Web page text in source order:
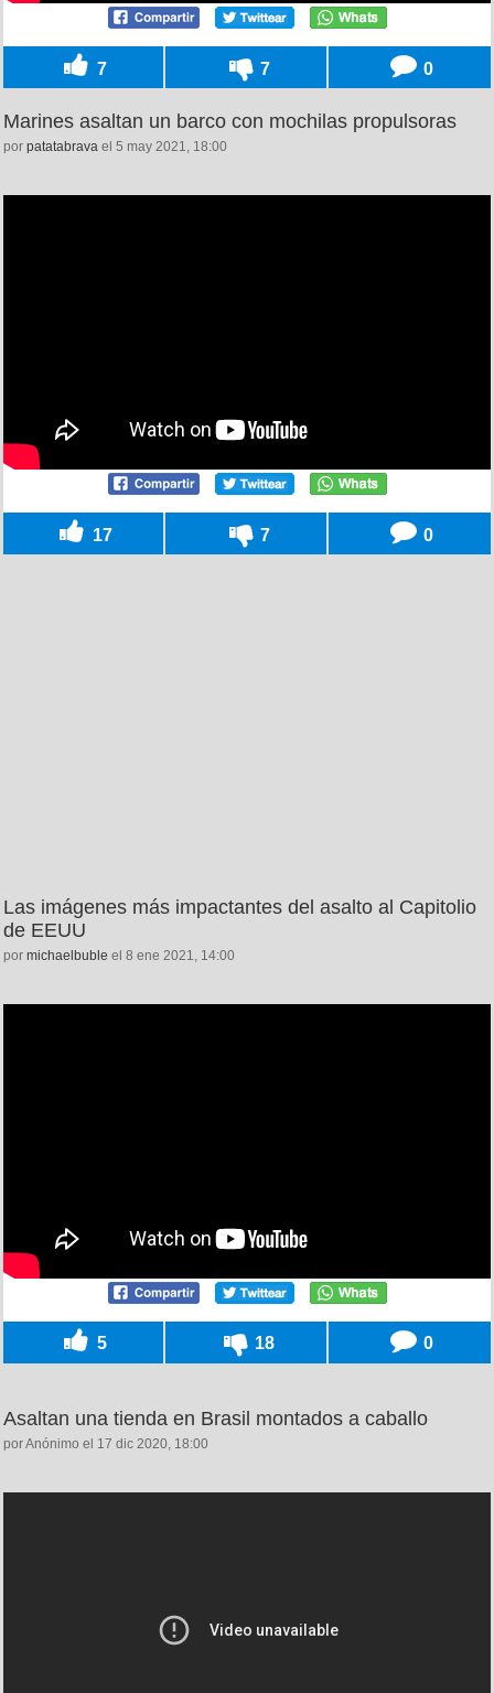
7 7 0
Marines asaltan un barco con mochilas propulsoras
por patatabrava el 5 may 2021, 18:00
17 7 0
Las imágenes más impactantes del asalto al Capitolio
de EEUU
por michaelbuble el 8 ene 2021, 14:00
5 18 0
Asaltan una tienda en Brasil montados a caballo
por Anónimo el 17 dic 2020, 18:00